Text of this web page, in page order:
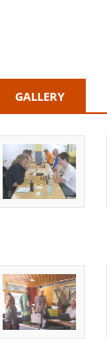
GALLERY